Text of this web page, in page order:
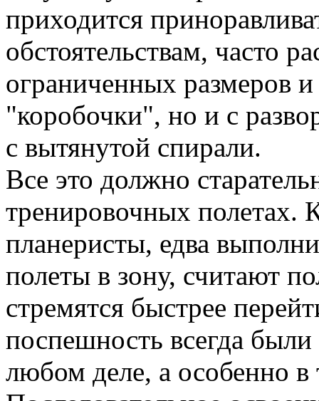
приходится
обстоятельствам, часто
ограниченных размеров
"коробочки", но и с
с вытянутой спирали.
Все это должно
тренировочных полетах.
планеристы, едва
полеты в зону, считают
стремятся быстрее
поспешность всегда
любом деле, а особенно